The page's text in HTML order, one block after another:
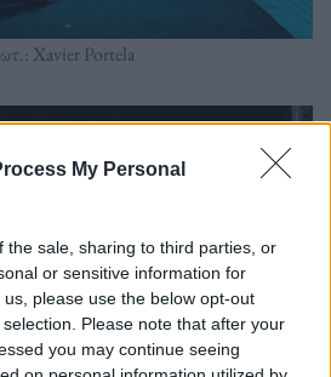
My Personal
the sale, sharing to third parties, or
or sensitive information for
please use the below opt-out
Please note that after your
you may continue seeing
Xavier Portela